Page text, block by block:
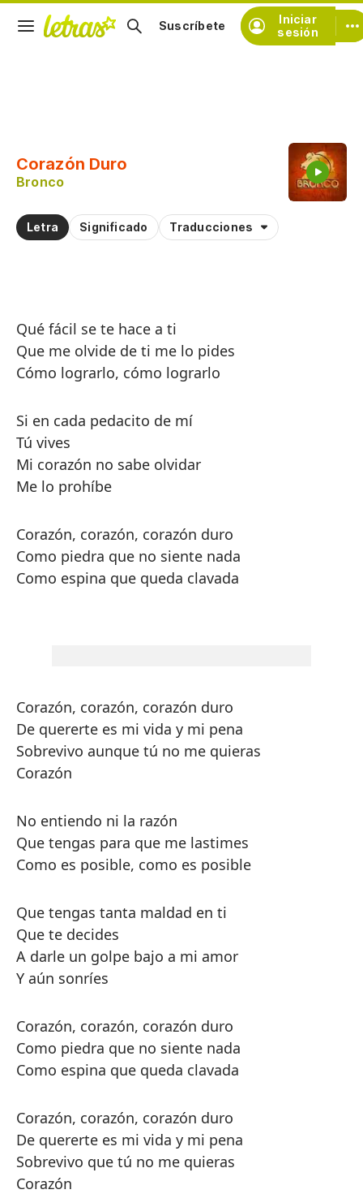
Iniciar
sesión
Suscríbete
Corazón Duro
Bronco
Letra Significado Traducciones
Qué fácil se te hace a ti
Que me olvide de ti me lo pides
Cómo lograrlo, cómo lograrlo
Si en cada pedacito de mí
Tú vives
Mi corazón no sabe olvidar
Me lo prohíbe
Corazón, corazón, corazón duro
Como piedra que no siente nada
Como espina que queda clavada
Corazón, corazón, corazón duro
De quererte es mi vida y mi pena
Sobrevivo aunque tú no me quieras
Corazón
No entiendo ni la razón
Que tengas para que me lastimes
Como es posible, como es posible
Que tengas tanta maldad en ti
Que te decides
A darle un golpe bajo a mi amor
Y aún sonríes
Corazón, corazón, corazón duro
Como piedra que no siente nada
Como espina que queda clavada
Corazón, corazón, corazón duro
De quererte es mi vida y mi pena
Sobrevivo que tú no me quieras
Corazón
Practicar la pronunciación de